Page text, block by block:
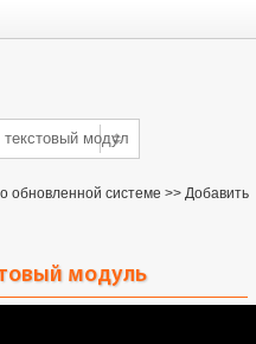
обновленной системе >> Добавить
модуль